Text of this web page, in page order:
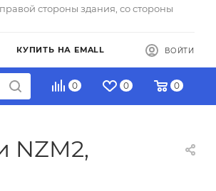
стороны здания, со стороны
КУПИТЬ НА EMALL ВОЙТИ
0 0 0
NZM2,